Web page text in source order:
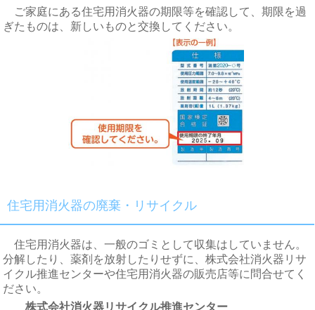
ご家庭にある住宅用消火器の期限等を確認して、期限を過
ぎたものは、新しいものと交換してください。
住宅用消火器の廃棄・リサイクル
住宅用消火器は、一般のゴミとして収集はしていません。
分解したり、薬剤を放射したりせずに、株式会社消火器リサ
イクル推進センターや住宅用消火器の販売店等に問合せてく
ださい。
株式会社消火器リサイクル推進センター